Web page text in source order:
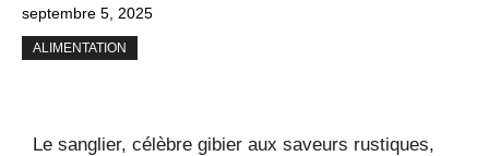
septembre 5, 2025
ALIMENTATION
Le sanglier, célèbre gibier aux saveurs rustiques,